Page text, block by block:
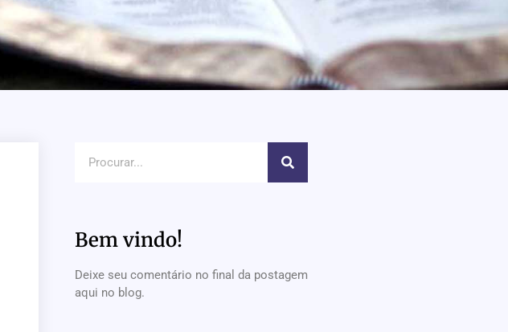
Bem vindo!
Deixe seu comentário no final da postagem
aqui no blog.